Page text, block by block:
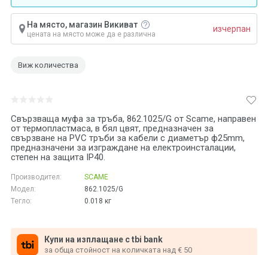
Свързваща муфа за тръба, 862.1025/G от Scame, направен
от термопластмаса, в бял цвят, предназначен за
свързване на PVC тръби за кабели с диаметър ф25mm,
предназначени за изграждане на електроинсталации,
степен на защита IP40.
Производител:
SCAME
Модел:
862.1025/G
Тегло:
0.018 кг
Купи на изплащане с tbi bank
за обща стойност на количката над € 50
На място, магазин Викиват
цената на място може да е различна
изчерпан
Виж количества